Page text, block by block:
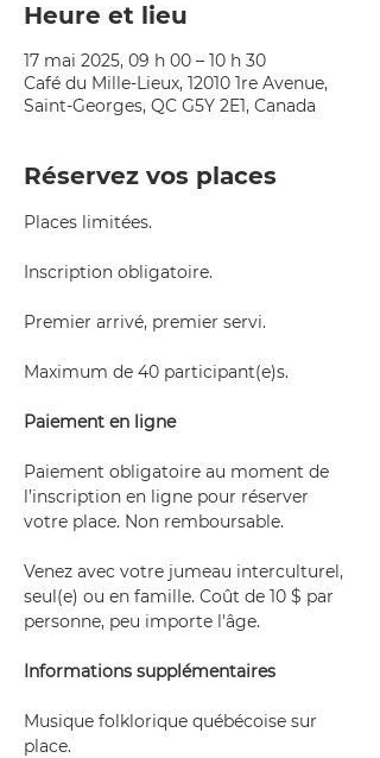
Heure et lieu
17 mai 2025, 09 h 00 – 10 h 30
Café du Mille-Lieux, 12010 1re Avenue,
Saint-Georges, QC G5Y 2E1, Canada
Réservez vos places
Places limitées.
Inscription obligatoire.
Premier arrivé, premier servi.
Maximum de 40 participant(e)s.
Paiement en ligne
Paiement obligatoire au moment de
l’inscription en ligne pour réserver
votre place. Non remboursable.
Venez avec votre jumeau interculturel,
seul(e) ou en famille. Coût de 10 $ par
personne, peu importe l'âge.
Informations supplémentaires
Musique folklorique québécoise sur
place.